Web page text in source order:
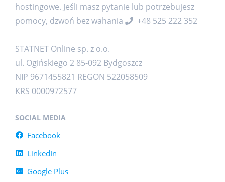
hostingowe. Jeśli masz pytanie lub potrzebujesz
pomocy, dzwoń bez wahania
+48 525 222 352
STATNET Online sp. z o.o.
ul. Ogińskiego 2 85-092 Bydgoszcz
NIP 9671455821 REGON 522058509
KRS 0000972577
SOCIAL MEDIA
Facebook
LinkedIn
Google Plus